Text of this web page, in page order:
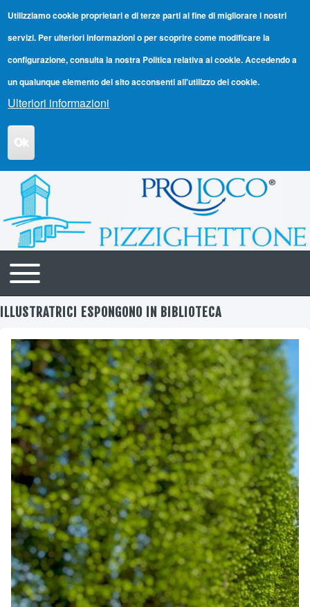
Utilizziamo cookie proprietari e di terze parti al fine di migliorare i nostri
servizi. Per ulteriori informazioni o per scoprire come modificare la
configurazione, consulta la nostra Politica relativa ai cookie. Accedendo a
un qualunque elemento del sito acconsenti all'utilizzo dei cookie.
Ulteriori informazioni
Ok
Navigazione principale
Toggle main menu
ILLUSTRATRICI ESPONGONO IN BIBLIOTECA